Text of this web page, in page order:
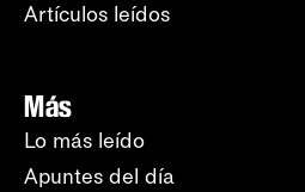
Artículos leídos
Más
Lo más leído
Apuntes del día